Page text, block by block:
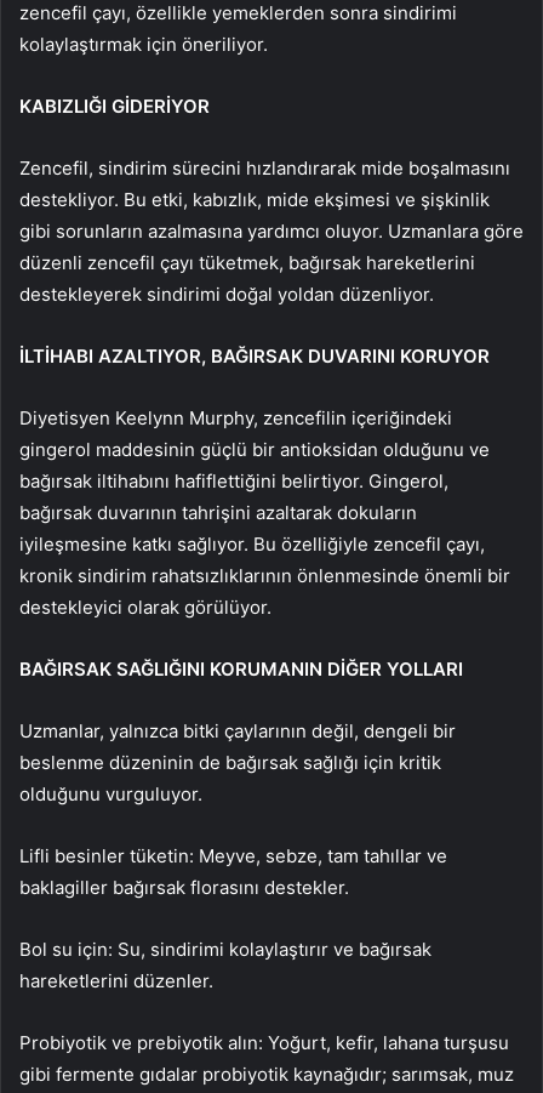
zencefil çayı, özellikle yemeklerden sonra sindirimi
kolaylaştırmak için öneriliyor.
KABIZLIĞI GİDERİYOR
Zencefil, sindirim sürecini hızlandırarak mide boşalmasını
destekliyor. Bu etki, kabızlık, mide ekşimesi ve şişkinlik
gibi sorunların azalmasına yardımcı oluyor. Uzmanlara göre
düzenli zencefil çayı tüketmek, bağırsak hareketlerini
destekleyerek sindirimi doğal yoldan düzenliyor.
İLTİHABI AZALTIYOR, BAĞIRSAK DUVARINI KORUYOR
Diyetisyen Keelynn Murphy, zencefilin içeriğindeki
gingerol maddesinin güçlü bir antioksidan olduğunu ve
bağırsak iltihabını hafiflettiğini belirtiyor. Gingerol,
bağırsak duvarının tahrişini azaltarak dokuların
iyileşmesine katkı sağlıyor. Bu özelliğiyle zencefil çayı,
kronik sindirim rahatsızlıklarının önlenmesinde önemli bir
destekleyici olarak görülüyor.
BAĞIRSAK SAĞLIĞINI KORUMANIN DİĞER YOLLARI
Uzmanlar, yalnızca bitki çaylarının değil, dengeli bir
beslenme düzeninin de bağırsak sağlığı için kritik
olduğunu vurguluyor.
Lifli besinler tüketin: Meyve, sebze, tam tahıllar ve
baklagiller bağırsak florasını destekler.
Bol su için: Su, sindirimi kolaylaştırır ve bağırsak
hareketlerini düzenler.
Probiyotik ve prebiyotik alın: Yoğurt, kefir, lahana turşusu
gibi fermente gıdalar probiyotik kaynağıdır; sarımsak, muz